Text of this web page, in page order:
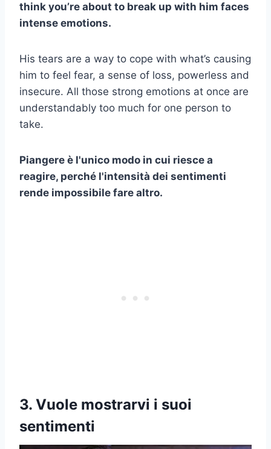
think you’re about to break up with him faces
intense emotions.
His tears are a way to cope with what’s causing
him to feel fear, a sense of loss, powerless and
insecure. All those strong emotions at once are
understandably too much for one person to
take.
Piangere è l'unico modo in cui riesce a
reagire, perché l'intensità dei sentimenti
rende impossibile fare altro.
3. Vuole mostrarvi i suoi
sentimenti